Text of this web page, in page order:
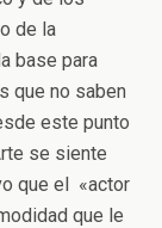
de la
base para
que no saben
este punto
se siente
que el «actor
que le